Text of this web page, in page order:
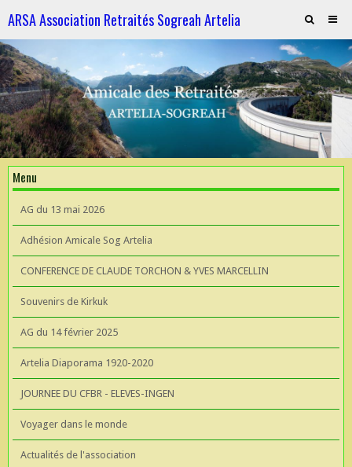
ARSA Association Retraités Sogreah Artelia
Invitation au repas le 21 novembre 2025
ARTELIA et l'Hydroélectricité
ARTELIA et l'Hydroélectricité
Souvenirs de KIrkuk
CONFERENCE DE CLAUDE TORCHON & YVES MARCELLIN A L'UIAD
AG 2026 du 13 mai
Menu
AG du 13 mai 2026
Adhésion Amicale Sog Artelia
CONFERENCE DE CLAUDE TORCHON & YVES MARCELLIN
Souvenirs de Kirkuk
AG du 14 février 2025
Artelia Diaporama 1920-2020
JOURNEE DU CFBR - ELEVES-INGEN
Voyager dans le monde
Actualités de l'association